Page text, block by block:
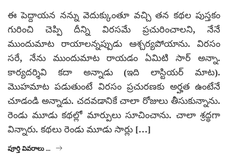
ఈ పెద్దాయన నన్ను వెదుక్కుంతూ వచ్చి తన కథల పుస్తకం
గురించి చెప్పి దీన్ని విరసమే ప్రచురించాలని, నేనే
ముందుమాట రాయాలన్నప్పుడు ఆశ్చర్యపోయాను. విరసం
సరే, నేను ముందుమాట రాయడం ఏమిటి సార్ అన్నా.
కార్యదర్శివి కదా అన్నాడు (ఇది లాస్టియర్ మాట).
మొహమాట పడుతుంటే విరసం ప్రచురణకు అర్హత ఉంటేనే
చూడండి అన్నాడు. చదవడానికే చాలా రోజులు తీసుకున్నాను.
రెండు మూడు కథల్లో మార్పులు సూచించాను. చాలా శ్రద్ధగా
విన్నారు. కథలు రెండు మూడు సార్లు […]
పూర్తి వివరాలు ...